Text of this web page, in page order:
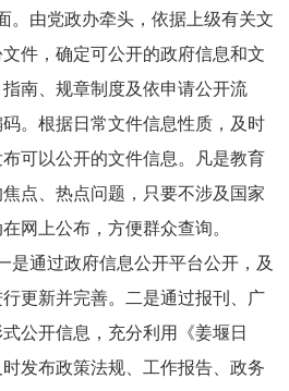
。由党政办牵头，依据上级有关文
件，确定可公开的政府信息和文
南、规章制度及依申请公开流
。根据日常文件信息性质，及时
可以公开的文件信息。凡是教育
点、热点问题，只要不涉及国家
网上公布，方便群众查询。
是通过政府信息公开平台公开，及
更新并完善。二是通过报刊、广
公开信息，充分利用《姜堰日
发布政策法规、工作报告、政务